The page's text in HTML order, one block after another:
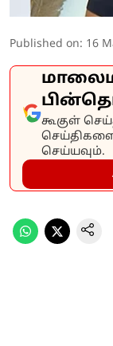
Published on: 16
கூகுள்
செய்யவும்.